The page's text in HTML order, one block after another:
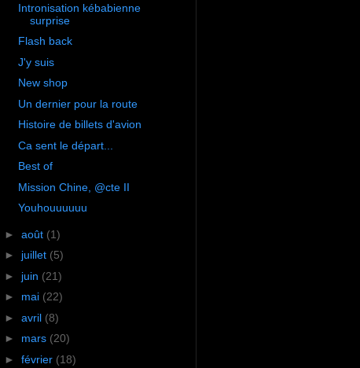
Intronisation kébabienne
surprise
Flash back
J'y suis
New shop
Un dernier pour la route
Histoire de billets d'avion
Ca sent le départ...
Best of
Mission Chine, @cte II
Youhouuuuuu
► août (1)
► juillet (5)
► juin (21)
► mai (22)
► avril (8)
► mars (20)
► février (18)